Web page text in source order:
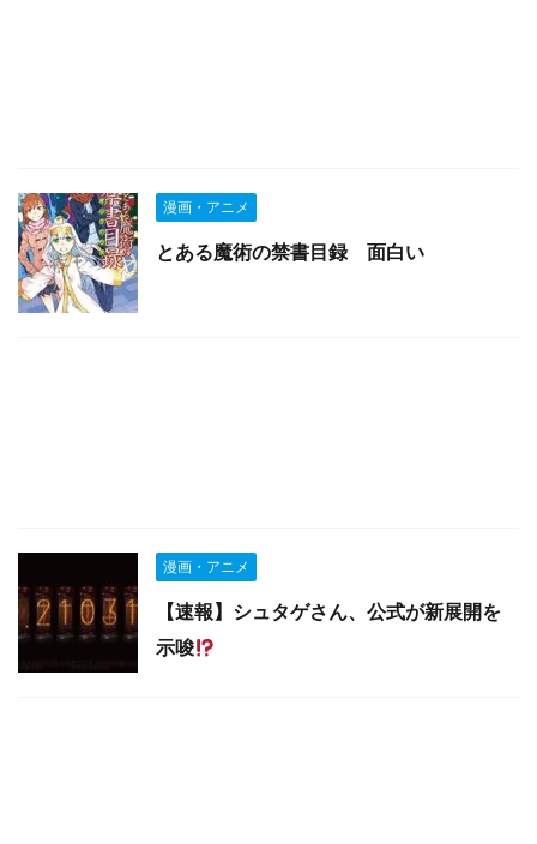
漫画・アニメ
とある魔術の禁書目録 面白い
漫画・アニメ
【速報】シュタゲさん、公式が新展開を
示唆